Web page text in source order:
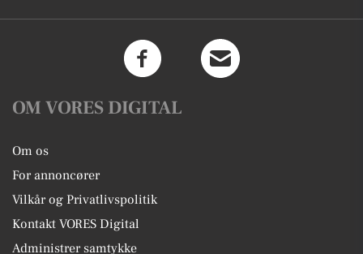
OM VORES DIGITAL
Om os
For annoncører
Vilkår og Privatlivspolitik
Kontakt VORES Digital
Administrer samtykke